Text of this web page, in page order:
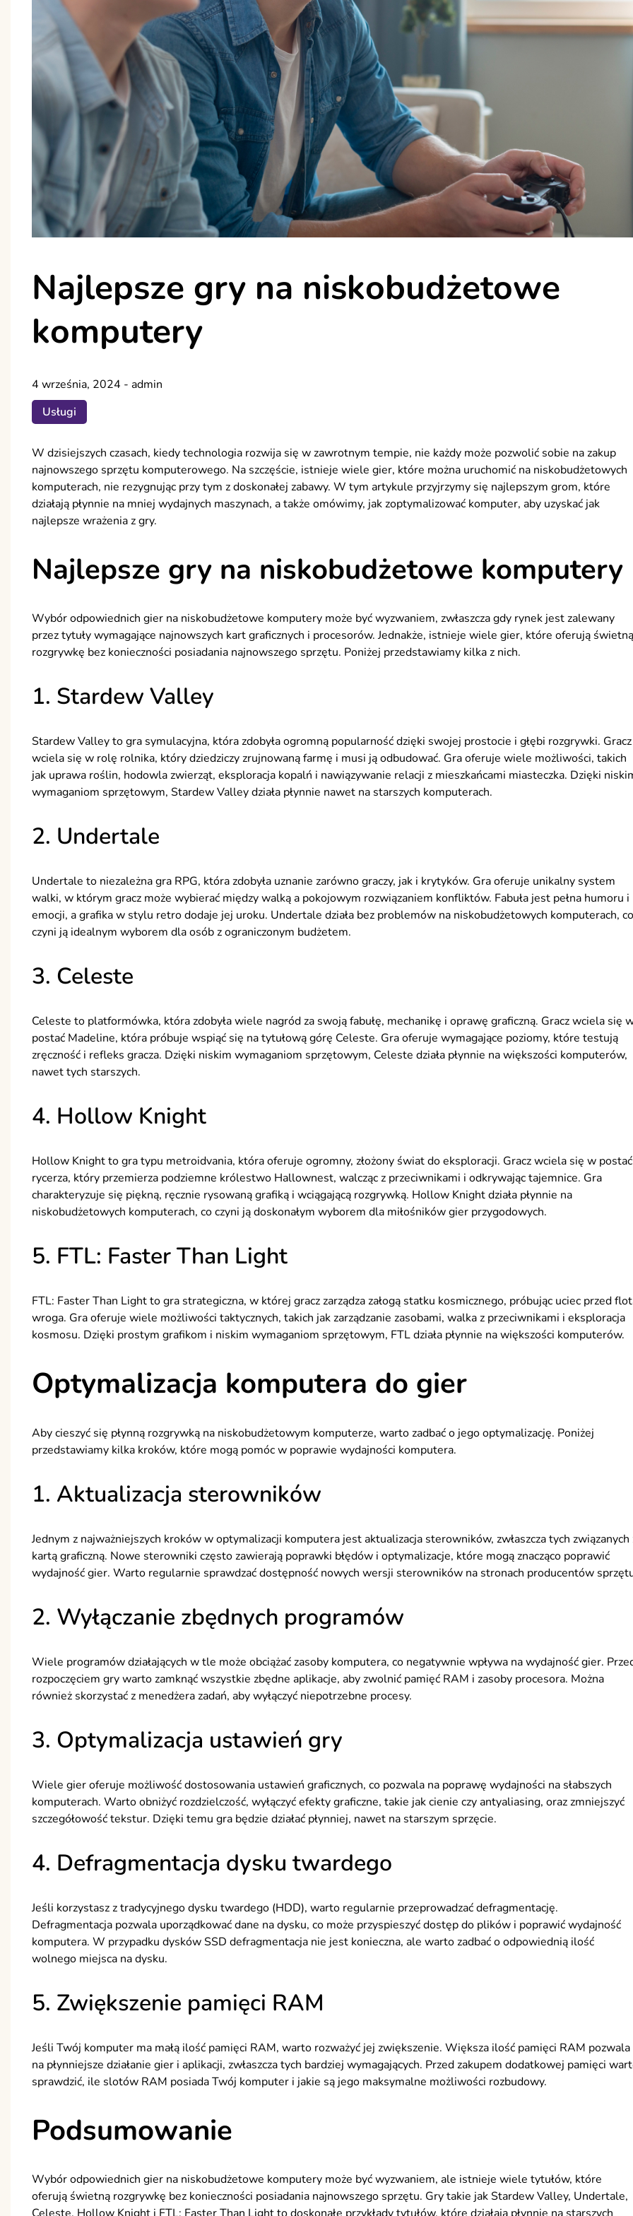
Najlepsze gry na niskobudżetowe
komputery
4 września, 2024 - admin
Usługi
W dzisiejszych czasach, kiedy technologia rozwija się w zawrotnym tempie, nie każdy może pozwolić sobie na zakup
najnowszego sprzętu komputerowego. Na szczęście, istnieje wiele gier, które można uruchomić na niskobudżetowych
komputerach, nie rezygnując przy tym z doskonałej zabawy. W tym artykule przyjrzymy się najlepszym grom, które
działają płynnie na mniej wydajnych maszynach, a także omówimy, jak zoptymalizować komputer, aby uzyskać jak
najlepsze wrażenia z gry.
Najlepsze gry na niskobudżetowe komputery
Wybór odpowiednich gier na niskobudżetowe komputery może być wyzwaniem, zwłaszcza gdy rynek jest zalewany
przez tytuły wymagające najnowszych kart graficznych i procesorów. Jednakże, istnieje wiele gier, które oferują świetną
rozgrywkę bez konieczności posiadania najnowszego sprzętu. Poniżej przedstawiamy kilka z nich.
1. Stardew Valley
Stardew Valley to gra symulacyjna, która zdobyła ogromną popularność dzięki swojej prostocie i głębi rozgrywki. Gracz
wciela się w rolę rolnika, który dziedziczy zrujnowaną farmę i musi ją odbudować. Gra oferuje wiele możliwości, takich
jak uprawa roślin, hodowla zwierząt, eksploracja kopalń i nawiązywanie relacji z mieszkańcami miasteczka. Dzięki
wymaganiom sprzętowym, Stardew Valley działa płynnie nawet na starszych komputerach.
2. Undertale
Undertale to niezależna gra RPG, która zdobyła uznanie zarówno graczy, jak i krytyków. Gra oferuje unikalny system
walki, w którym gracz może wybierać między walką a pokojowym rozwiązaniem konfliktów. Fabuła jest pełna humoru i
emocji, a grafika w stylu retro dodaje jej uroku. Undertale działa bez problemów na niskobudżetowych komputerach, co
czyni ją idealnym wyborem dla osób z ograniczonym budżetem.
3. Celeste
Celeste to platformówka, która zdobyła wiele nagród za swoją fabułę, mechanikę i oprawę graficzną. Gracz wciela się
postać Madeline, która próbuje wspiąć się na tytułową górę Celeste. Gra oferuje wymagające poziomy, które testują
zręczność i refleks gracza. Dzięki niskim wymaganiom sprzętowym, Celeste działa płynnie na większości komputerów,
nawet tych starszych.
4. Hollow Knight
Hollow Knight to gra typu metroidvania, która oferuje ogromny, złożony świat do eksploracji. Gracz wciela się w postać
rycerza, który przemierza podziemne królestwo Hallownest, walcząc z przeciwnikami i odkrywając tajemnice. Gra
charakteryzuje się piękną, ręcznie rysowaną grafiką i wciągającą rozgrywką. Hollow Knight działa płynnie na
niskobudżetowych komputerach, co czyni ją doskonałym wyborem dla miłośników gier przygodowych.
5. FTL: Faster Than Light
FTL: Faster Than Light to gra strategiczna, w której gracz zarządza załogą statku kosmicznego, próbując uciec przed
wroga. Gra oferuje wiele możliwości taktycznych, takich jak zarządzanie zasobami, walka z przeciwnikami i eksploracja
kosmosu. Dzięki prostym grafikom i niskim wymaganiom sprzętowym, FTL działa płynnie na większości komputerów.
Optymalizacja komputera do gier
Aby cieszyć się płynną rozgrywką na niskobudżetowym komputerze, warto zadbać o jego optymalizację. Poniżej
przedstawiamy kilka kroków, które mogą pomóc w poprawie wydajności komputera.
1. Aktualizacja sterowników
Jednym z najważniejszych kroków w optymalizacji komputera jest aktualizacja sterowników, zwłaszcza tych związanych
kartą graficzną. Nowe sterowniki często zawierają poprawki błędów i optymalizacje, które mogą znacząco poprawić
wydajność gier. Warto regularnie sprawdzać dostępność nowych wersji sterowników na stronach producentów
2. Wyłączanie zbędnych programów
Wiele programów działających w tle może obciążać zasoby komputera, co negatywnie wpływa na wydajność gier.
rozpoczęciem gry warto zamknąć wszystkie zbędne aplikacje, aby zwolnić pamięć RAM i zasoby procesora. Można
również skorzystać z menedżera zadań, aby wyłączyć niepotrzebne procesy.
3. Optymalizacja ustawień gry
Wiele gier oferuje możliwość dostosowania ustawień graficznych, co pozwala na poprawę wydajności na słabszych
komputerach. Warto obniżyć rozdzielczość, wyłączyć efekty graficzne, takie jak cienie czy antyaliasing, oraz zmniejszyć
szczegółowość tekstur. Dzięki temu gra będzie działać płynniej, nawet na starszym sprzęcie.
4. Defragmentacja dysku twardego
Jeśli korzystasz z tradycyjnego dysku twardego (HDD), warto regularnie przeprowadzać defragmentację.
Defragmentacja pozwala uporządkować dane na dysku, co może przyspieszyć dostęp do plików i poprawić wydajność
komputera. W przypadku dysków SSD defragmentacja nie jest konieczna, ale warto zadbać o odpowiednią ilość
wolnego miejsca na dysku.
5. Zwiększenie pamięci RAM
Jeśli Twój komputer ma małą ilość pamięci RAM, warto rozważyć jej zwiększenie. Większa ilość pamięci RAM pozwala
na płynniejsze działanie gier i aplikacji, zwłaszcza tych bardziej wymagających. Przed zakupem dodatkowej pamięci
sprawdzić, ile slotów RAM posiada Twój komputer i jakie są jego maksymalne możliwości rozbudowy.
Podsumowanie
Wybór odpowiednich gier na niskobudżetowe komputery może być wyzwaniem, ale istnieje wiele tytułów, które
oferują świetną rozgrywkę bez konieczności posiadania najnowszego sprzętu. Gry takie jak Stardew Valley, Undertale,